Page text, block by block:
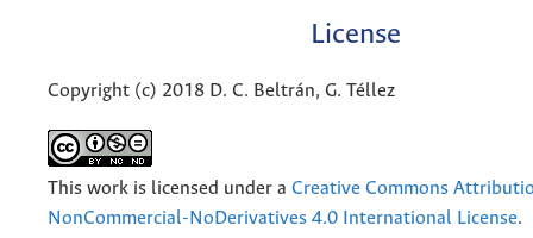
License
Copyright (c) 2018 D. C. Beltrán, G. Téllez
This work is licensed under a Creative Commons
NonCommercial-NoDerivatives 4.0 International License.